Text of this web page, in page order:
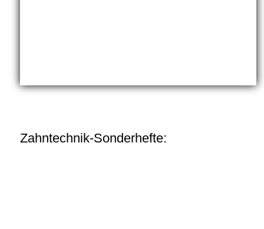
Zahntechnik-Sonderhefte: